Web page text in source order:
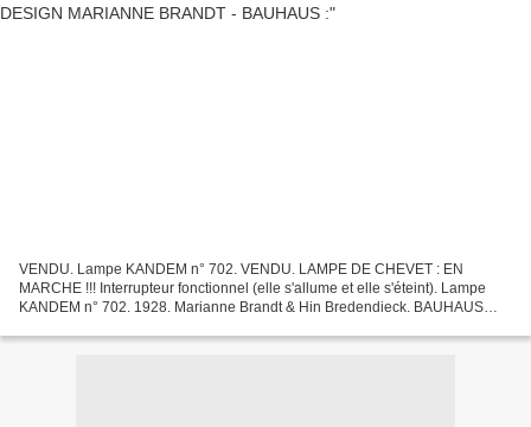
VENDU. Lampe KANDEM n° 702. VENDU. LAMPE DE CHEVET : EN
MARCHE !!! Interrupteur fonctionnel (elle s'allume et elle s'éteint). Lampe
KANDEM n° 702. 1928. Marianne Brandt & Hin Bredendieck. BAUHAUS